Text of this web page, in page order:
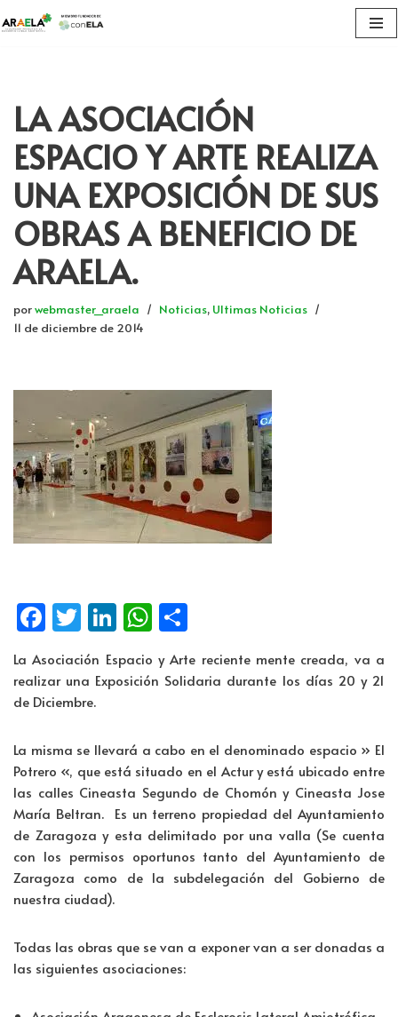
LA ASOCIACIÓN
ESPACIO Y ARTE REALIZA
UNA EXPOSICIÓN DE SUS
OBRAS A BENEFICIO DE
ARAELA.
porwebmaster_araela Noticias, Ultimas Noticias
11 de diciembre de 2014
Fa
ce
b
o
k
T
wi
tt
er
Li
k
n
W
at
p
p
m
tir
La Asociación Espacio y Arte reciente mente creada, va a
realizar una Exposición Solidaria durante los días 20 y 21
de Diciembre.
La misma se llevará a cabo en el denominado espacio » El
Potrero «, que está situado en el Actur y está ubicado entre
las calles Cineasta Segundo de Chomón y Cineasta Jose
María Beltran. Es un terreno propiedad del Ayuntamiento
de Zaragoza y esta delimitado por una valla (Se cuenta
con los permisos oportunos tanto del Ayuntamiento de
Zaragoza como de la subdelegación del Gobierno de
nuestra ciudad).
Todas las obras que se van a exponer van a ser donadas a
las siguientes asociaciones: